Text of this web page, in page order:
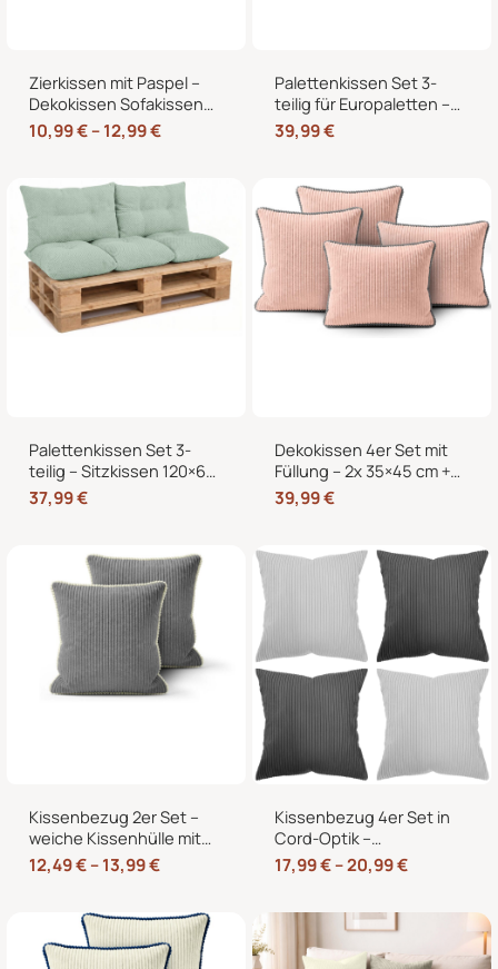
Zierkissen mit Paspel –
Dekokissen Sofakissen
mit Füllung, weicher
Bezug, formstabil,
10,99€–12,99€
Palettenkissen Set 3-
teilig für Europaletten –
Sitzkissen 120×80 cm + 2
Rückenkissen 40×60 cm
39,99€
Palettenkissen Set 3-
teilig – Sitzkissen 120×60
cm + 2 Rückenkissen
60×40 cm für
37,99€
Dekokissen 4er Set mit
Füllung – 2x 35×45 cm +
2x 40×40 cm Zierkissen
für Sofa und Bett
39,99€
Kissenbezug 2er Set –
weiche Kissenhülle mit
Hotelverschluss,
zweifarbig, ohne Füllung
12,49€–13,99€
Kissenbezug 4er Set in
Cord-Optik –
Zierkissenbezüge ohne
Reißverschluss mit
45×45 und 50×50 cm
17,99€–20,99€